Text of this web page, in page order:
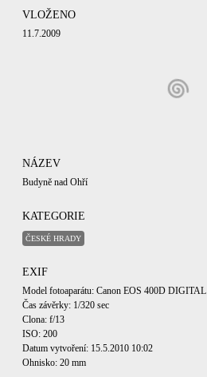
VLOŽENO
11.7.2009
NÁZEV
Budyně nad Ohří
KATEGORIE
ČESKÉ HRADY
EXIF
Model fotoaparátu: Canon EOS 400D DIGITAL
Čas závěrky: 1/320 sec
Clona: f/13
ISO: 200
Datum vytvoření: 15.5.2010 10:02
Ohnisko: 20 mm